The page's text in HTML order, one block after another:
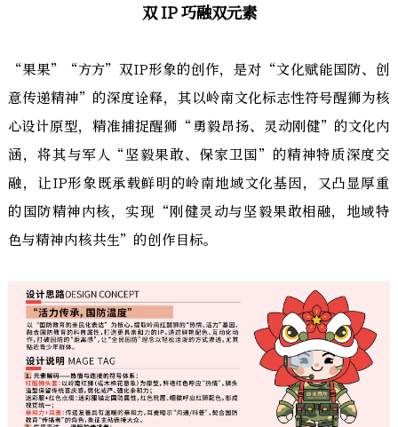
双 IP 巧融双元素
“果果”“方方”双IP形象的创作，是对“文化赋能国防、创
意传递精神”的深度诠释，其以岭南文化标志性符号醒狮为核
心设计原型，精准捕捉醒狮“勇毅昂扬、灵动刚健”的文化内
涵，将其与军人“坚毅果敢、保家卫国”的精神特质深度交
融，让IP形象既承载鲜明的岭南地域文化基因，又凸显厚重
的国防精神内核，实现“刚健灵动与坚毅果敢相融，地域特
色与精神内核共生”的创作目标。